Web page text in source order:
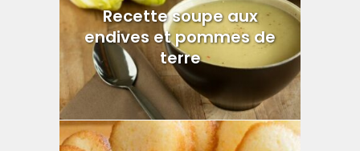
Recette soupe aux
endives et pommes de
terre